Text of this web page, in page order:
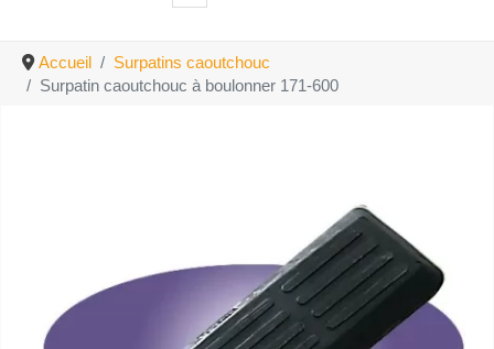
Accueil
Surpatins caoutchouc
Surpatin caoutchouc à boulonner 171-600